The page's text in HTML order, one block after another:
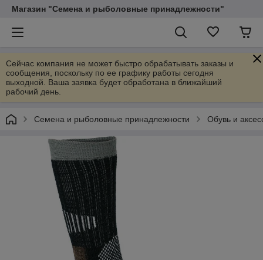
Магазин "Семена и рыболовные принадлежности"
Сейчас компания не может быстро обрабатывать заказы и
сообщения, поскольку по ее графику работы сегодня
выходной. Ваша заявка будет обработана в ближайший
рабочий день.
Семена и рыболовные принадлежности Обувь и